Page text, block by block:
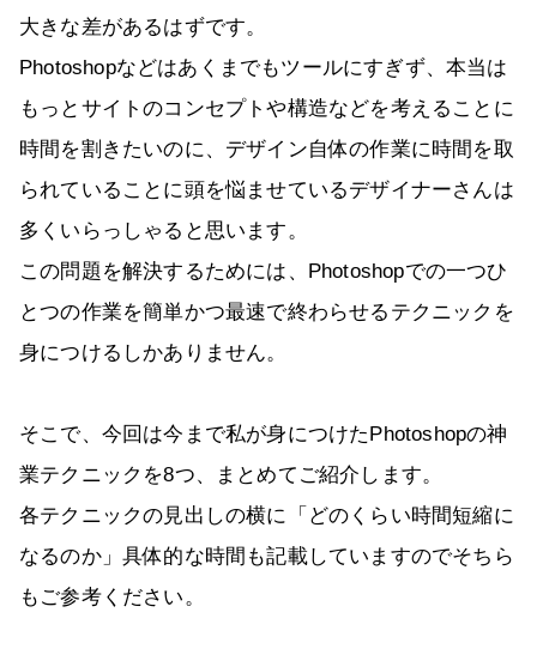
大きな差があるはずです。
Photoshopなどはあくまでもツールにすぎず、本当は
もっとサイトのコンセプトや構造などを考えることに
時間を割きたいのに、デザイン自体の作業に時間を取
られていることに頭を悩ませているデザイナーさんは
多くいらっしゃると思います。
この問題を解決するためには、Photoshopでの一つひ
とつの作業を簡単かつ最速で終わらせるテクニックを
身につけるしかありません。
そこで、今回は今まで私が身につけたPhotoshopの神
業テクニックを8つ、まとめてご紹介します。
各テクニックの見出しの横に「どのくらい時間短縮に
なるのか」具体的な時間も記載していますのでそちら
もご参考ください。